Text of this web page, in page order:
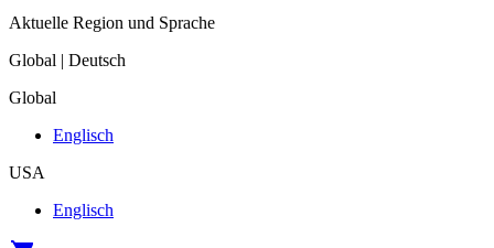
Aktuelle Region und Sprache
Global | Deutsch
Global
Englisch
USA
Englisch